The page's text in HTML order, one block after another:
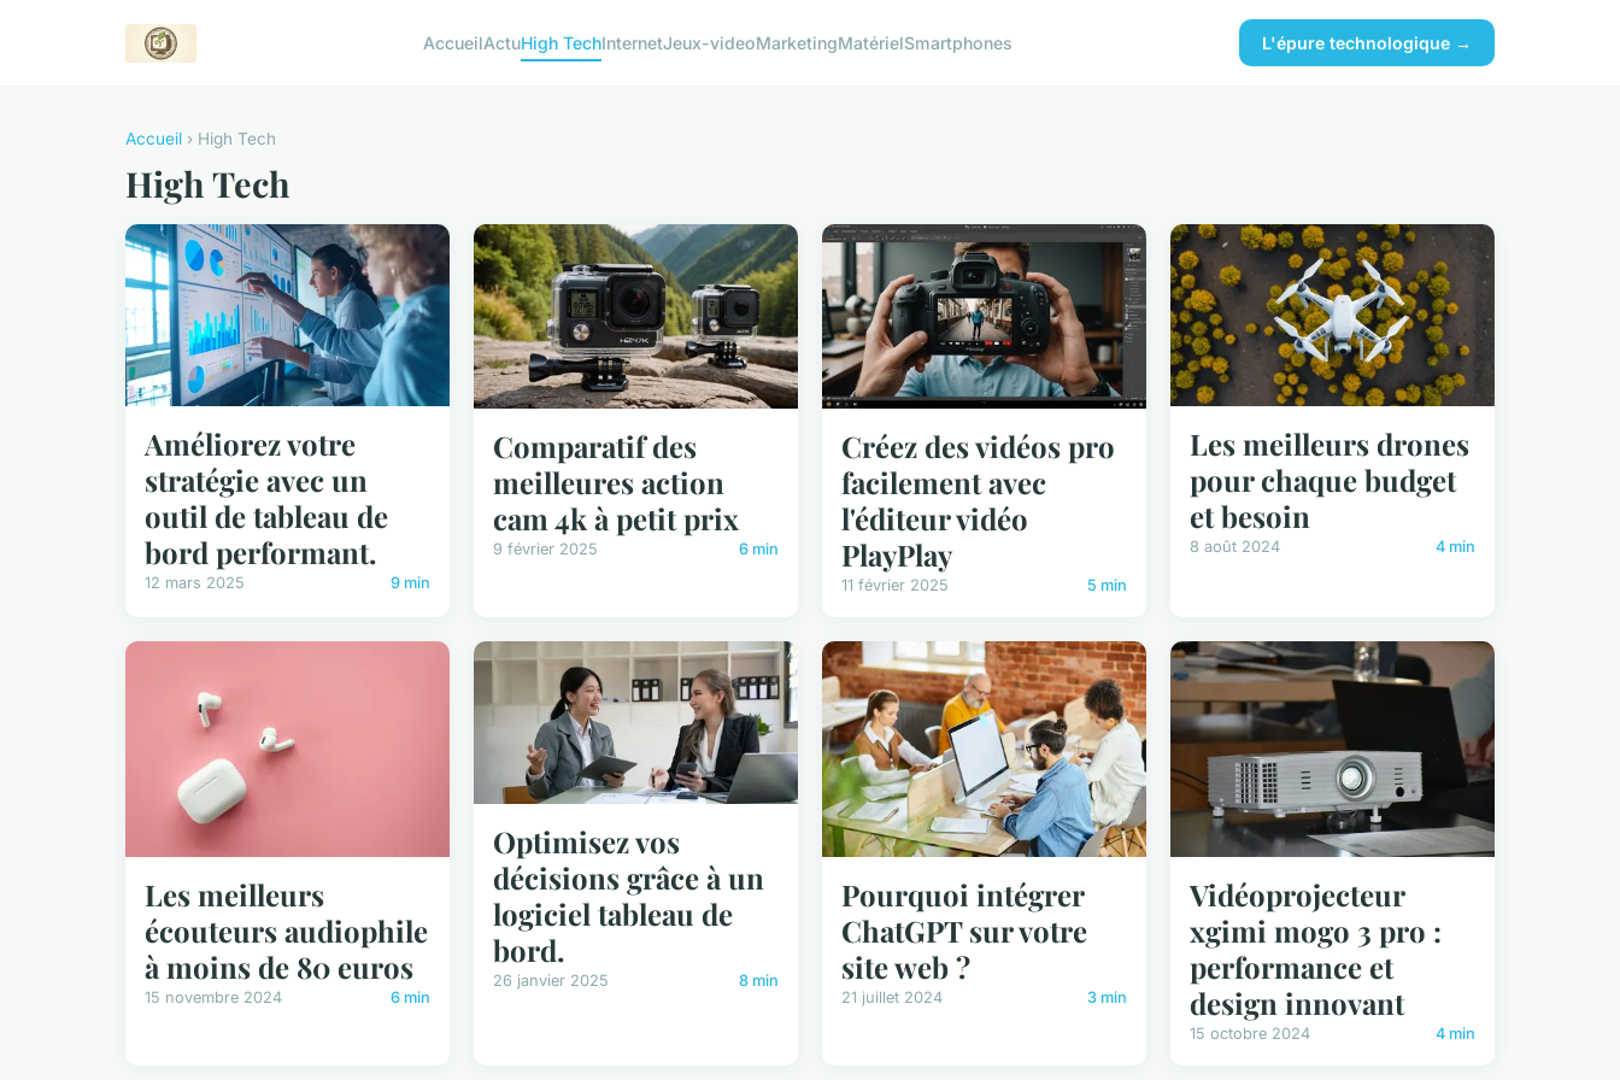
AccueilActuHigh TechInternetJeux-videoMarketingMatérielSmartphones L'épure technologique →
Accueil › High Tech
High Tech
Améliorez votre
stratégie avec un
outil de tableau de
bord performant.
12 mars 2025 9 min
Comparatif des
meilleures action
cam 4k à petit prix
9 février 2025 6 min
Créez des vidéos pro
facilement avec
l'éditeur vidéo
PlayPlay
11 février 2025 5 min
Les meilleurs drones
pour chaque budget
et besoin
8 août 2024 4 min
Les meilleurs
écouteurs audiophile
à moins de 80 euros
15 novembre 2024 6 min
Optimisez vos
décisions grâce à un
logiciel tableau de
bord.
26 janvier 2025 8 min
Pourquoi intégrer
ChatGPT sur votre
site web ?
21 juillet 2024 3 min
Vidéoprojecteur
xgimi mogo 3 pro :
performance et
design innovant
15 octobre 2024 4 min